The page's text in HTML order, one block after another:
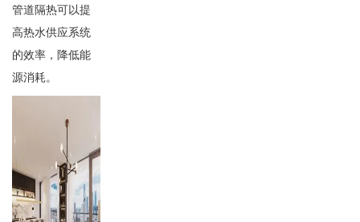
管道隔热可以提
高热水供应系统
的效率，降低能
源消耗。